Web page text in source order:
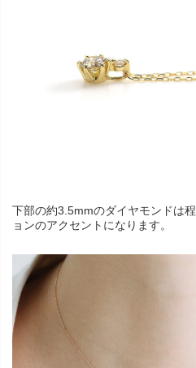
下部の約3.5mmのダイヤモンドは
ョンのアクセントになります。